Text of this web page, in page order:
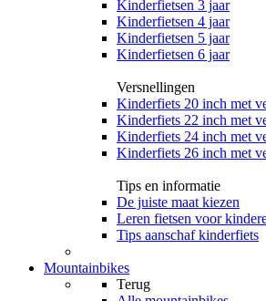
Kinderfietsen 3 jaar
Kinderfietsen 4 jaar
Kinderfietsen 5 jaar
Kinderfietsen 6 jaar
Versnellingen
Kinderfiets 20 inch met
Kinderfiets 22 inch met
Kinderfiets 24 inch met
Kinderfiets 26 inch met
Tips en informatie
De juiste maat kiezen
Leren fietsen voor
Tips aanschaf kinderfiets
Mountainbikes
Terug